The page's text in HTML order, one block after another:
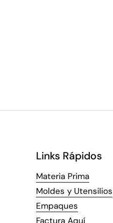
Links Rápidos
Materia Prima
Moldes y Utensilios
Empaques
Factura Aquí